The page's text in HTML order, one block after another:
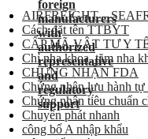
AIRFREIGHT –
Cách đặt tên TTBYT
CẤP MÃ VẬT TƯ Y
Chỉ nha khoa, tăm nha
CHỨNG NHẬN FDA
Chứng nhận lưu hành tự
Chứng nhận tiêu chuẩn
Chuyển phát nhanh
công bố A nhập khẩu